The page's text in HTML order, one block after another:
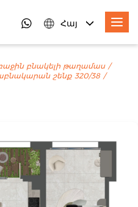
Հայ
բնակելի թաղամաս
շենք 320/38